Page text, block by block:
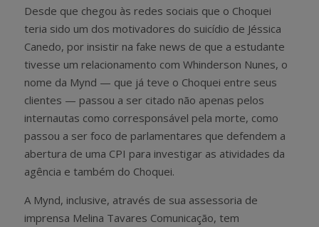
Desde que chegou às redes sociais que o Choquei
teria sido um dos motivadores do suicídio de Jéssica
Canedo, por insistir na fake news de que a estudante
tivesse um relacionamento com Whinderson Nunes, o
nome da Mynd — que já teve o Choquei entre seus
clientes — passou a ser citado não apenas pelos
internautas como corresponsável pela morte, como
passou a ser foco de parlamentares que defendem a
abertura de uma CPI para investigar as atividades da
agência e também do Choquei.
A Mynd, inclusive, através de sua assessoria de
imprensa Melina Tavares Comunicação, tem